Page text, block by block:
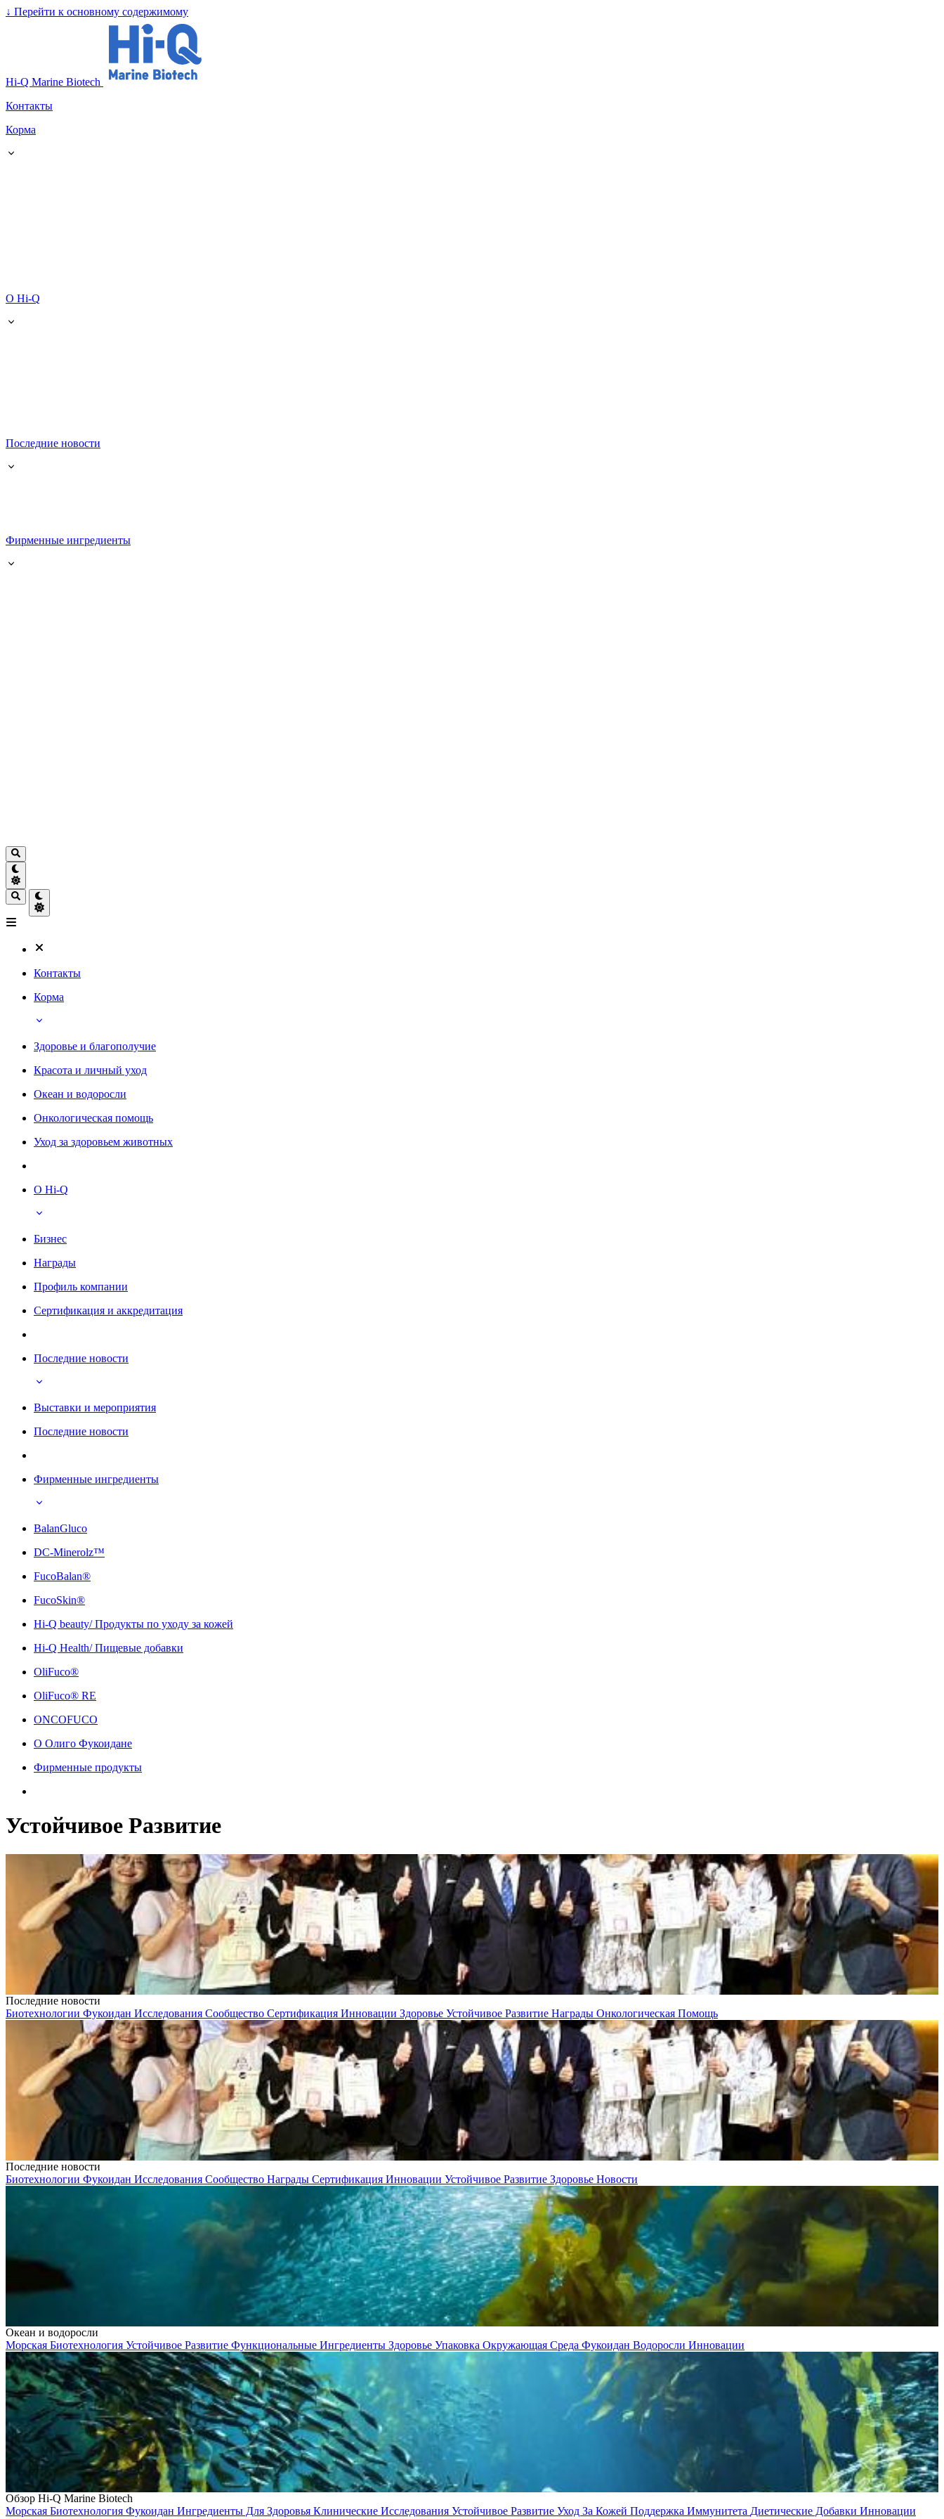
↓ Перейти к основному содержимому
Hi-Q Marine Biotech
Контакты
Корма
О Hi-Q
Последние новости
Фирменные ингредиенты
Контакты
Корма
Здоровье и благополучие
Красота и личный уход
Океан и водоросли
Онкологическая помощь
Уход за здоровьем животных
О Hi-Q
Бизнес
Награды
Профиль компании
Сертификация и аккредитация
Последние новости
Выставки и мероприятия
Последние новости
Фирменные ингредиенты
BalanGluco
DC-Minerolz™
FucoBalan®
FucoSkin®
Hi-Q beauty/ Продукты по уходу за кожей
Hi-Q Health/ Пищевые добавки
OliFuco®
OliFuco® RE
ONCOFUCO
О Олиго Фукоидане
Фирменные продукты
Устойчивое Развитие
Последние новости
Биотехнологии Фукоидан Исследования Сообщество Сертификация Инновации Здоровье Устойчивое Развитие Награды Онкологическая Помощь
Последние новости
Биотехнологии Фукоидан Исследования Сообщество Награды Сертификация Инновации Устойчивое Развитие Здоровье Новости
Океан и водоросли
Морская Биотехнология Устойчивое Развитие Функциональные Ингредиенты Здоровье Упаковка Окружающая Среда Фукоидан Водоросли Инновации
Обзор Hi-Q Marine Biotech
Морская Биотехнология Фукоидан Ингредиенты Для Здоровья Клинические Исследования Устойчивое Развитие Уход За Кожей Поддержка Иммунитета Диетические Добавки Инновации